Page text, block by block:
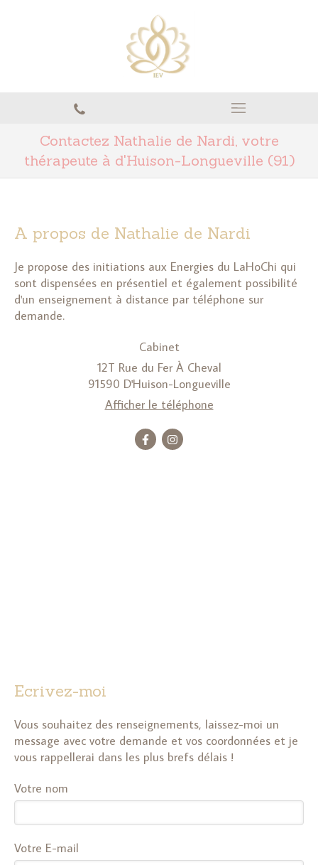
Contactez Nathalie de Nardi, votre
thérapeute à d'Huison-Longueville (91)
A propos de Nathalie de Nardi
Je propose des initiations aux Energies du LaHoChi qui
sont dispensées en présentiel et également possibilité
d'un enseignement à distance par téléphone sur
demande.
Cabinet
12T Rue du Fer À Cheval
91590 D'Huison-Longueville
Afficher le téléphone
Ecrivez-moi
Vous souhaitez des renseignements, laissez-moi un
message avec votre demande et vos coordonnées et je
vous rappellerai dans les plus brefs délais !
Votre nom
Votre E-mail